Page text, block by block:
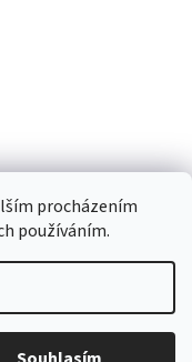
procházením
používáním.